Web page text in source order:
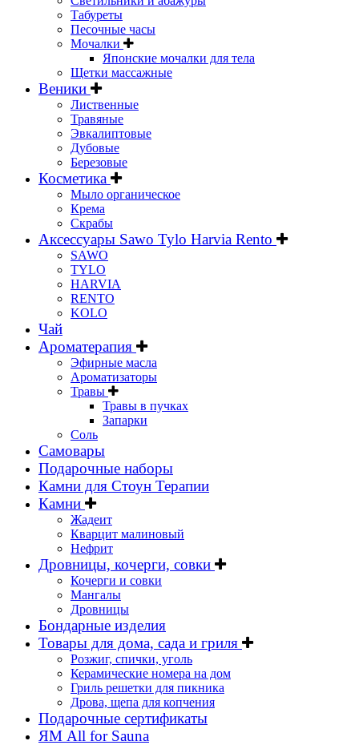
Табуреты
Песочные часы
Мочалки
Японские мочалки для тела
Щетки массажные
Веники
Лиственные
Травяные
Эвкалиптовые
Дубовые
Березовые
Косметика
Мыло органическое
Крема
Скрабы
Аксессуары Sawo Tylo Harvia Rento
SAWO
TYLO
HARVIA
RENTO
KOLO
Чай
Ароматерапия
Эфирные масла
Ароматизаторы
Травы
Травы в пучках
Запарки
Соль
Самовары
Подарочные наборы
Камни для Стоун Терапии
Камни
Жадеит
Кварцит малиновый
Нефрит
Дровницы, кочерги, совки
Кочерги и совки
Мангалы
Дровницы
Бондарные изделия
Товары для дома, сада и гриля
Розжиг, спички, уголь
Керамические номера на дом
Гриль решетки для пикника
Дрова, щепа для копчения
Подарочные сертификаты
ЯМ All for Sauna